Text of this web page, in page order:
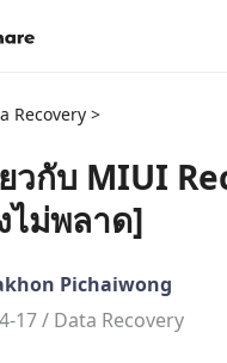
New
Recovery >
วกับ MIUI
ไม่พลาด]
Pichaiwong
17 / Data Recovery